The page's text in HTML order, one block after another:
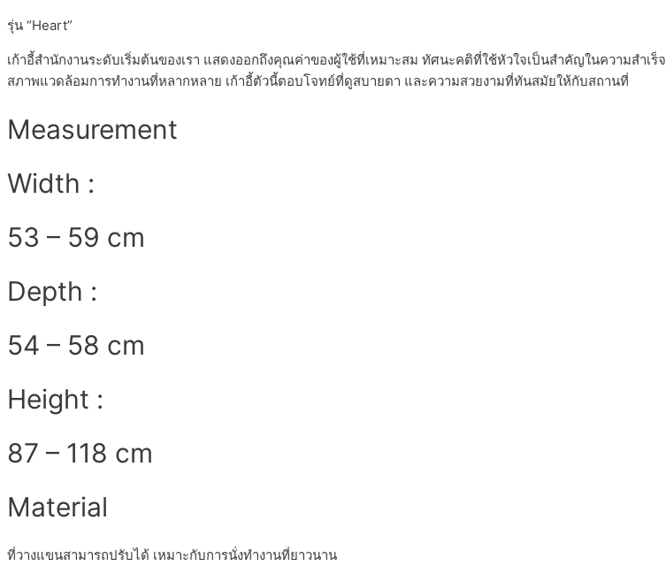
รุ่น “Heart”
เก้าอี้สำนักงานระดับเริ่มต้นของเรา แสดงออกถึงคุณค่าของผู้ใช้ที่เหมาะสม ทัศนะคติที่ใช้หัวใจเป็นสำคัญในความสำเร็จ
สภาพแวดล้อมการทำงานที่หลากหลาย เก้าอี้ตัวนี้ตอบโจทย์ที่ดูสบายตา และความสวยงามที่ทันสมัยให้กับสถานที่
Measurement
Width :
53 – 59 cm
Depth :
54 – 58 cm
Height :
87 – 118 cm
Material
ที่วางแขนสามารถปรับได้ เหมาะกับการนั่งทำงานที่ยาวนาน